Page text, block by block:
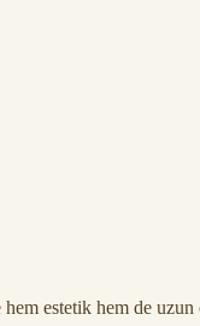
estetik hem de